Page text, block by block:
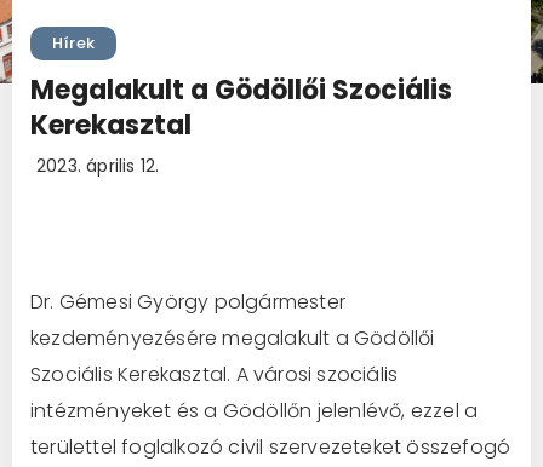
Hírek
Megalakult a Gödöllői Szociális
Kerekasztal
2023. április 12.
Dr. Gémesi György polgármester
kezdeményezésére megalakult a Gödöllői
Szociális Kerekasztal. A városi szociális
intézményeket és a Gödöllőn jelenlévő, ezzel a
területtel foglalkozó civil szervezeteket összefogó